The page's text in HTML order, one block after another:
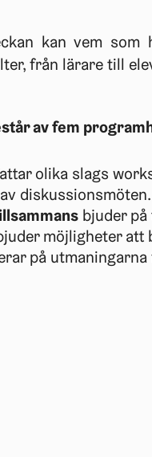
kan vem
från lärare till
av fem
olika slags
diskussionsmöten.
bjuder
möjligheter att
på